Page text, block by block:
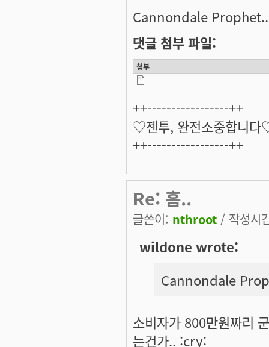
Cannondale
댓글 첨부 파일:
첨부
++-----------------++
♡젠투, 완전소중합니
++-----------------++
Re: 흠..
글쓴이: nthroot / 작성시
wildone wrote:
Cannondale
소비자가 800만원짜리
는건가.. :cry: